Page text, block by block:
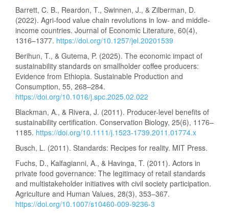
Barrett, C. B., Reardon, T., Swinnen, J., & Zilberman, D.
(2022). Agri-food value chain revolutions in low- and middle-
income countries. Journal of Economic Literature, 60(4),
1316–1377. https://doi.org/10.1257/jel.20201539
Berihun, T., & Gutema, P. (2025). The economic impact of
sustainability standards on smallholder coffee producers:
Evidence from Ethiopia. Sustainable Production and
Consumption, 55, 268–284.
https://doi.org/10.1016/j.spc.2025.02.022
Blackman, A., & Rivera, J. (2011). Producer-level benefits of
sustainability certification. Conservation Biology, 25(6), 1176–
1185. https://doi.org/10.1111/j.1523-1739.2011.01774.x
Busch, L. (2011). Standards: Recipes for reality. MIT Press.
Fuchs, D., Kalfagianni, A., & Havinga, T. (2011). Actors in
private food governance: The legitimacy of retail standards
and multistakeholder initiatives with civil society participation.
Agriculture and Human Values, 28(3), 353–367.
https://doi.org/10.1007/s10460-009-9236-3